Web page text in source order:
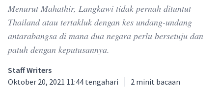
Menurut Mahathir, Langkawi tidak pernah dituntut
Thailand atau tertakluk dengan kes undang-undang
antarabangsa di mana dua negara perlu bersetuju dan
patuh dengan keputusannya.
Staff Writers
Oktober 20, 2021 11:44 tengahari
2 minit bacaan